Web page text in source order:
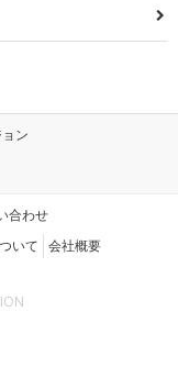
ン
合わせ
いて 会社概要